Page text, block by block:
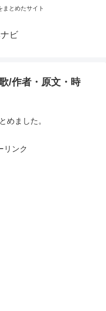
とめたサイト
ビ
/作者・原文・時
めました。
リンク